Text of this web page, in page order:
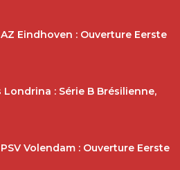
Eindhoven : Ouverture Eerste
: Série B Brésilienne,
Volendam : Ouverture Eerste